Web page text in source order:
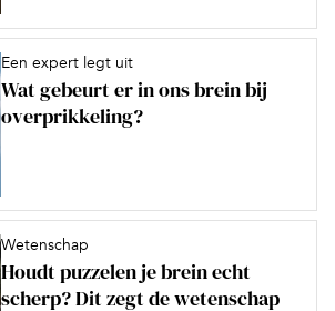
Een expert legt uit
Wat gebeurt er in ons brein bij
overprikkeling?
Wetenschap
Houdt puzzelen je brein echt
scherp? Dit zegt de wetenschap